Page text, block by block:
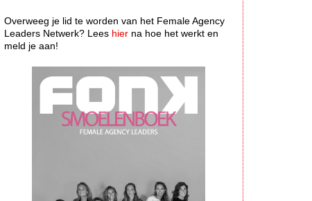
Overweeg je lid te worden van het Female Agency
Leaders Netwerk? Lees hier na hoe het werkt en
meld je aan!